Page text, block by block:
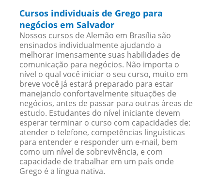
Cursos individuais de Grego para
negócios em Salvador
Nossos cursos de Alemão em Brasília são
ensinados individualmente ajudando a
melhorar imensamente suas habilidades de
comunicação para negócios. Não importa o
nível o qual você iniciar o seu curso, muito em
breve você já estará preparado para estar
manejando confortavelmente situações de
negócios, antes de passar para outras áreas de
estudo. Estudantes do nível iniciante devem
esperar terminar o curso com capacidades de:
atender o telefone, competências linguísticas
para entender e responder um e-mail, bem
como um nível de sobrevivência, e com
capacidade de trabalhar em um país onde
Grego é a língua nativa.